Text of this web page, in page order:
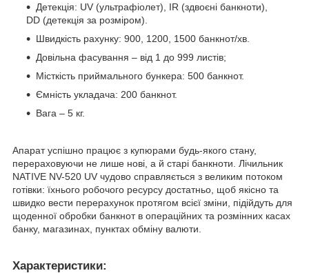
Детекція: UV (ультрафіолет), IR (здвоєні банкноти),
DD (детекція за розміром).
Швидкість рахунку: 900, 1200, 1500 банкнот/хв.
Довільна фасування – від 1 до 999 листів;
Місткість приймального бункера: 500 банкнот.
Ємність укладача: 200 банкнот.
Вага – 5 кг.
Апарат успішно працює з купюрами будь-якого стану,
перераховуючи не лише нові, а й старі банкноти. Лічильник
NATIVE NV-520 UV чудово справляється з великим потоком
готівки: їхнього робочого ресурсу достатньо, щоб якісно та
швидко вести перерахунок протягом всієї зміни, підійдуть для
щоденної обробки банкнот в операційних та розмінних касах
банку, магазинах, пунктах обміну валюти.
Характеристики: